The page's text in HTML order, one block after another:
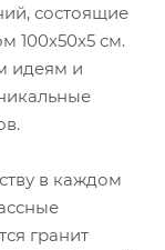
состоящие
100х50х5 см.
идеям и
в каждом
гранит